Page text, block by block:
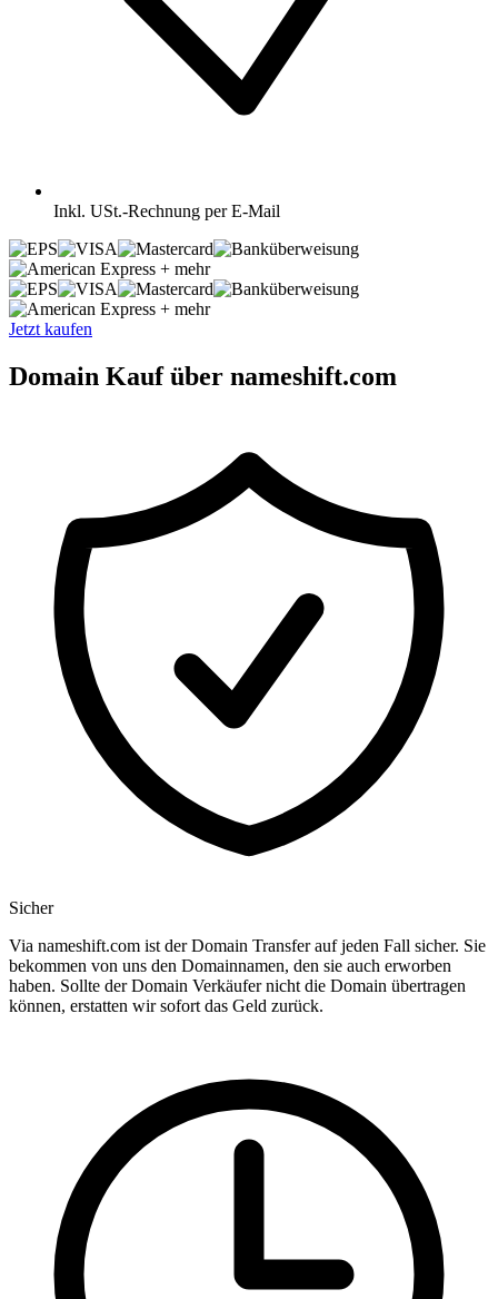
Inkl. USt.-Rechnung per E-Mail
+ mehr
+ mehr
Jetzt kaufen
Domain Kauf über nameshift.com
Sicher
Via nameshift.com ist der Domain Transfer auf jeden Fall sicher. Sie
bekommen von uns den Domainnamen, den sie auch erworben
haben. Sollte der Domain Verkäufer nicht die Domain übertragen
können, erstatten wir sofort das Geld zurück.